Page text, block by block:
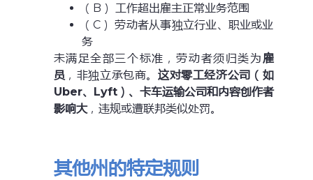
（B） 工作超出雇主正常业务范围
（C） 劳动者从事独立行业、职业或业
务
未满足全部三个标准，劳动者须归类为雇
员 ，非独立承包商。这对零工经济公司（如
Uber、Lyft）、卡车运输公司和内容创作者
影响大，违规或遭联邦类似处罚。
其他州的特定规则